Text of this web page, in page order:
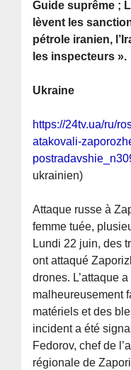
Guide suprême ;
lèvent les
pétrole iranien,
les inspecteurs ».
Ukraine
https://24tv.ua/ru/
atakovali-
ukrainien)
Attaque russe à
femme tuée,
Lundi 22 juin, des
ont attaqué
drones. L’attaque a
malheureusement
matériels et des
incident a été
Fedorov, chef de
régionale de